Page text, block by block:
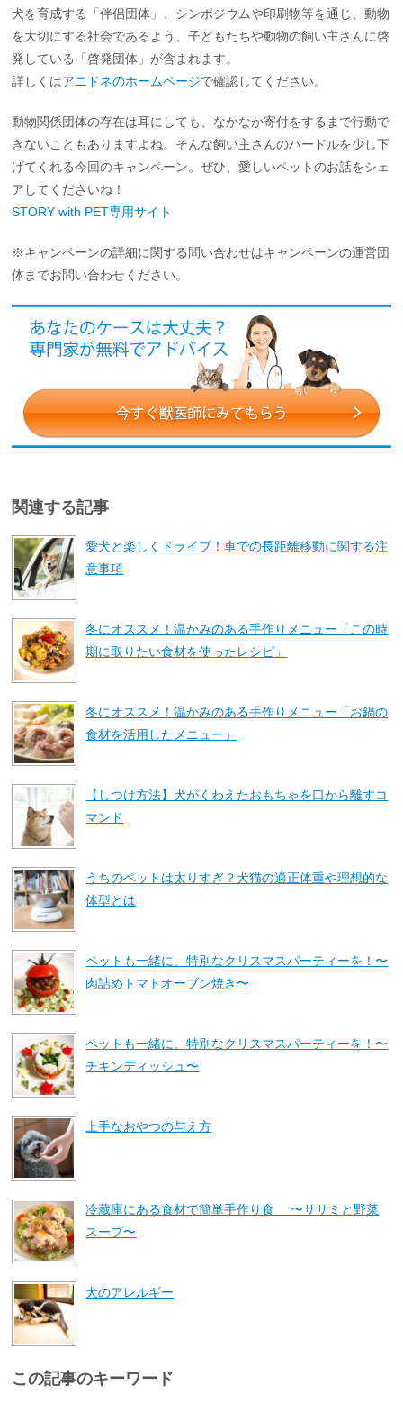
犬を育成する「伴侶団体」、シンポジウムや印刷物等を通じ、動物
を大切にする社会であるよう、子どもたちや動物の飼い主さんに啓
発している「啓発団体」が含まれます。
詳しくはアニドネのホームページで確認してください。
動物関係団体の存在は耳にしても、なかなか寄付をするまで行動で
きないこともありますよね。そんな飼い主さんのハードルを少し下
げてくれる今回のキャンペーン。ぜひ、愛しいペットのお話をシェ
アしてくださいね！
STORY with PET専用サイト
※キャンペーンの詳細に関する問い合わせはキャンペーンの運営団
体までお問い合わせください。
関連する記事
愛犬と楽しくドライブ！車での長距離移動に関する注
意事項
冬にオススメ！温かみのある手作りメニュー「この時
期に取りたい食材を使ったレシピ」
冬にオススメ！温かみのある手作りメニュー「お鍋の
食材を活用したメニュー」
【しつけ方法】犬がくわえたおもちゃを口から離すコ
マンド
うちのペットは太りすぎ？犬猫の適正体重や理想的な
体型とは
ペットも一緒に、特別なクリスマスパーティーを！〜
肉詰めトマトオーブン焼き〜
ペットも一緒に、特別なクリスマスパーティーを！〜
チキンディッシュ〜
上手なおやつの与え方
冷蔵庫にある食材で簡単手作り食 〜ササミと野菜
スープ〜
犬のアレルギー
この記事のキーワード